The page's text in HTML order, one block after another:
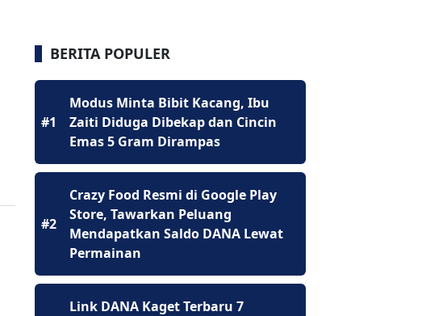
BERITA POPULER
#1
Modus Minta Bibit Kacang, Ibu
Zaiti Diduga Dibekap dan Cincin
Emas 5 Gram Dirampas
#2
Crazy Food Resmi di Google Play
Store, Tawarkan Peluang
Mendapatkan Saldo DANA Lewat
Permainan
Link DANA Kaget Terbaru 7